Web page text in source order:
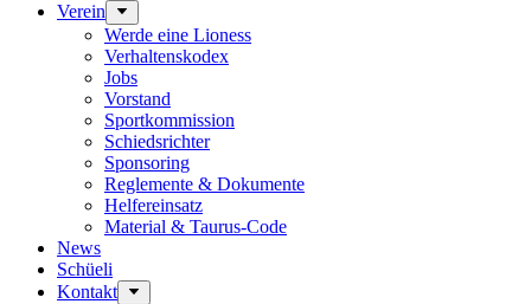
Verein
Werde eine Lioness
Verhaltenskodex
Jobs
Vorstand
Sportkommission
Schiedsrichter
Sponsoring
Reglemente & Dokumente
Helfereinsatz
Material & Taurus-Code
News
Schüeli
Kontakt